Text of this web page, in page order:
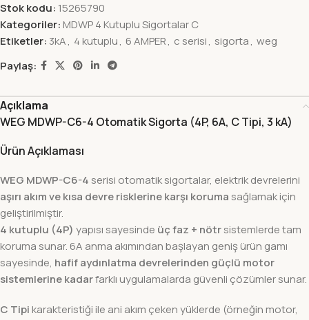
Stok kodu: 15265790
Kategoriler: MDWP 4 Kutuplu Sigortalar C
Etiketler: 3kA, 4 kutuplu, 6 AMPER, c serisi, sigorta, weg
Paylaş:
Açıklama
WEG MDWP-C6-4 Otomatik Sigorta (4P, 6A, C Tipi, 3 kA)
Ürün Açıklaması
WEG MDWP-C6-4 serisi otomatik sigortalar, elektrik devrelerini
aşırı akım ve kısa devre risklerine karşı koruma sağlamak için
geliştirilmiştir.
4 kutuplu (4P) yapısı sayesinde üç faz + nötrsistemlerde tam
koruma sunar. 6A anma akımından başlayan geniş ürün gamı
sayesinde, hafif aydınlatma devrelerinden güçlü motor
sistemlerine kadarfarklı uygulamalarda güvenli çözümler sunar.
C Tipi karakteristiği ile ani akım çeken yüklerde (örneğin motor,